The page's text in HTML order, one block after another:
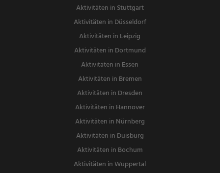
Aktivitäten in Stuttgart
Aktivitäten in Düsseldorf
Aktivitäten in Leipzig
Aktivitäten in Dortmund
Aktivitäten in Essen
Aktivitäten in Bremen
Aktivitäten in Dresden
Aktivitäten in Hannover
Aktivitäten in Nürnberg
Aktivitäten in Duisburg
Aktivitäten in Bochum
Aktivitäten in Wuppertal